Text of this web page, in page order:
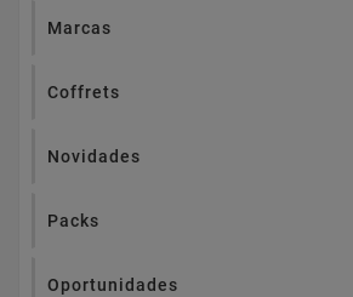
Marcas
Coffrets
Novidades
Packs
Oportunidades